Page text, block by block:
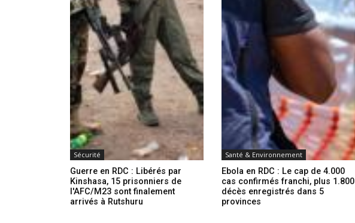
Sécurité
Guerre en RDC : Libérés par
Kinshasa, 15 prisonniers de
l'AFC/M23 sont finalement
arrivés à Rutshuru
Santé & Environnement
Ebola en RDC : Le cap de 4.000
cas confirmés franchi, plus 1.800
décès enregistrés dans 5
provinces